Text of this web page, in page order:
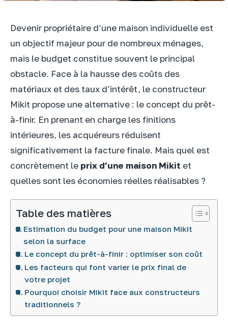
Devenir propriétaire d’une maison individuelle est
un objectif majeur pour de nombreux ménages,
mais le budget constitue souvent le principal
obstacle. Face à la hausse des coûts des
matériaux et des taux d’intérêt, le constructeur
Mikit propose une alternative : le concept du prêt-
à-finir. En prenant en charge les finitions
intérieures, les acquéreurs réduisent
significativement la facture finale. Mais quel est
concrètement le prix d’une maison Mikit et
quelles sont les économies réelles réalisables ?
Table des matières
Estimation du budget pour une maison Mikit
selon la surface
Le concept du prêt-à-finir : optimiser son coût
Les facteurs qui font varier le prix final de
votre projet
Pourquoi choisir Mikit face aux constructeurs
traditionnels ?